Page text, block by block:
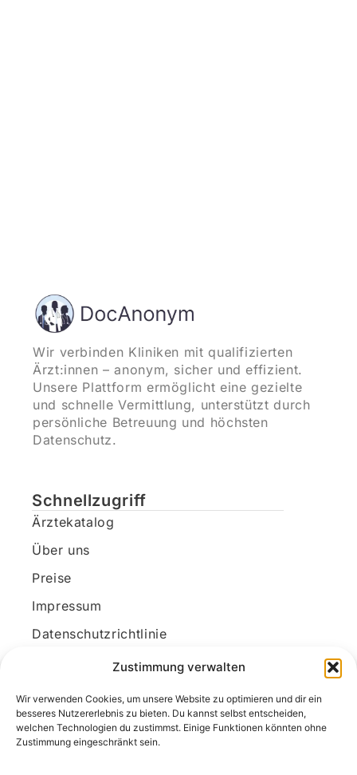
Zustimmung verwalten
Wir verwenden Cookies, um unsere Website zu optimieren und dir ein
besseres Nutzererlebnis zu bieten. Du kannst selbst entscheiden,
welchen Technologien du zustimmst. Einige Funktionen könnten ohne
Zustimmung eingeschränkt sein.
Wir verbinden Kliniken mit qualifizierten
Ärzt:innen – anonym, sicher und effizient.
Unsere Plattform ermöglicht eine gezielte
und schnelle Vermittlung, unterstützt durch
persönliche Betreuung und höchsten
Datenschutz.
Schnellzugriff
Ärztekatalog
Über uns
Preise
Impressum
Datenschutzrichtlinie
Kundenkonto
Unsere Kontaktdaten
E-Mail: kontakt@docanonym.com